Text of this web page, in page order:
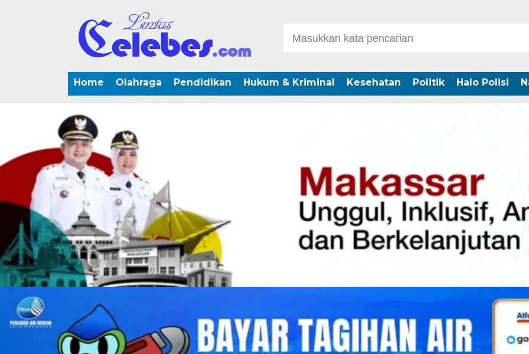
Home Olahraga Pendidikan Hukum & Kriminal Kesehatan Politik Halo Polisi